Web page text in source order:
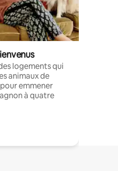
logements qui
animaux de
emmener
à quatre